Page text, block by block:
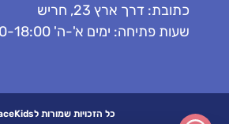
כתובת: דרך ארץ 23, חריש
שעות פתיחה: ימים א'-ה' 9:00-18:00
כל הזכויות שמורות לPlaceKids